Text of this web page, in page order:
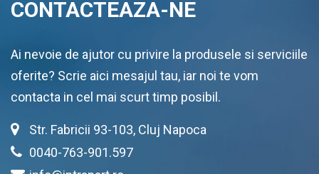
CONTACTEAZA-NE
Ai nevoie de ajutor cu privire la produsele si serviciile
oferite? Scrie aici mesajul tau, iar noi te vom
contacta in cel mai scurt timp posibil.
Str. Fabricii 93-103, Cluj Napoca
0040-763-901.597